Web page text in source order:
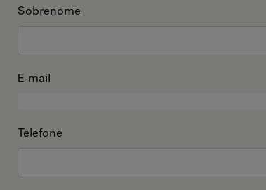
Sobrenome
E-mail
Telefone